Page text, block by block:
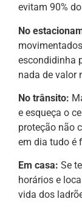
evitam 90%
No
escondidinha
nada de valor
No trânsito:
e esqueça o
proteção não
em dia tudo é
Em casa: Se
horários e
vida dos